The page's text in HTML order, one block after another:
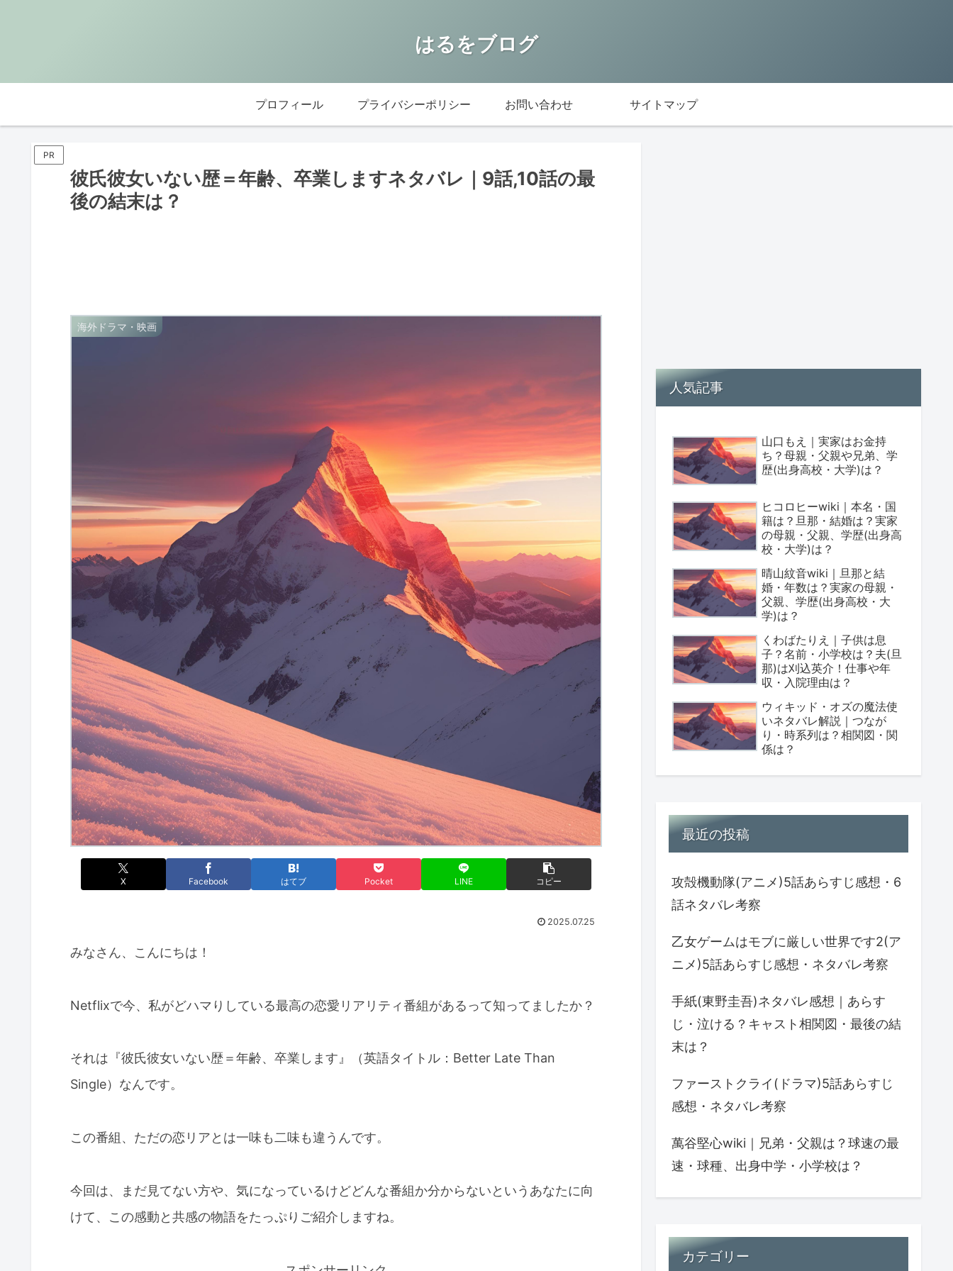
はるをブログ
プロフィール プライバシーポリシー お問い合わせ サイトマップ
PR
彼氏彼女いない歴＝年齢、卒業しますネタバレ｜9話,10話の最
後の結末は？
海外ドラマ・映画
X Facebook はてブ Pocket LINE コピー
2025.07.25
みなさん、こんにちは！
Netflixで今、私がどハマりしている最高の恋愛リアリティ番組があるって知ってましたか？
それは『彼氏彼女いない歴＝年齢、卒業します』（英語タイトル：Better Late Than
Single）なんです。
この番組、ただの恋リアとは一味も二味も違うんです。
今回は、まだ見てない方や、気になっているけどどんな番組か分からないというあなたに向
けて、この感動と共感の物語をたっぷりご紹介しますね。
人気記事
山口もえ｜実家はお金持
ち？母親・父親や兄弟、学
歴(出身高校・大学)は？
ヒコロヒーwiki｜本名・国
籍は？旦那・結婚は？実家
の母親・父親、学歴(出身高
校・大学)は？
晴山紋音wiki｜旦那と結
婚・年数は？実家の母親・
父親、学歴(出身高校・大
学)は？
くわばたりえ｜子供は息
子？名前・小学校は？夫(旦
那)は刈込英介！仕事や年
収・入院理由は？
ウィキッド・オズの魔法使
いネタバレ解説｜つなが
り・時系列は？相関図・関
係は？
最近の投稿
攻殻機動隊(アニメ)5話あらすじ感想・6
話ネタバレ考察
乙女ゲームはモブに厳しい世界です2(ア
ニメ)5話あらすじ感想・ネタバレ考察
手紙(東野圭吾)ネタバレ感想｜あらす
じ・泣ける？キャスト相関図・最後の結
末は？
ファーストクライ(ドラマ)5話あらすじ
感想・ネタバレ考察
萬谷堅心wiki｜兄弟・父親は？球速の最
速・球種、出身中学・小学校は？
カテゴリー